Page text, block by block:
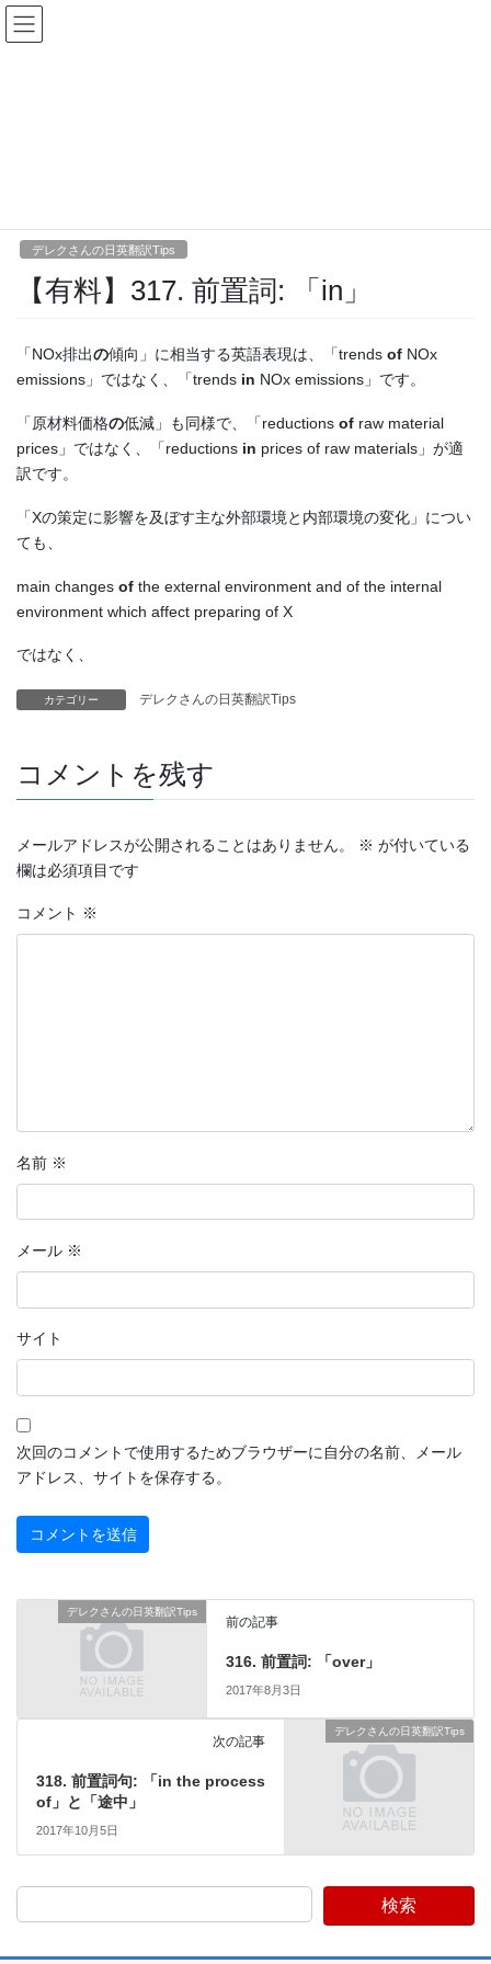
コ
ン
ナ
ビ
デレクさんの日英翻訳Tips
【有料】317. 前置詞: 「in」
「NOx排出の傾向」に相当する英語表現は、「trends of NOx
emissions」ではなく、「trends in NOx emissions」です。
「原材料価格の低減」も同様で、「reductions of raw material
prices」ではなく、「reductions in prices of raw materials」が適
訳です。
「Xの策定に影響を及ぼす主な外部環境と内部環境の変化」につい
ても、
main changes of the external environment and of the internal
environment which affect preparing of X
ではなく、
カテゴリー デレクさんの日英翻訳Tips
コメントを残す
メールアドレスが公開されることはありません。 ※ が付いている
欄は必須項目です
コメント ※
名前 ※
メール ※
サイト
次回のコメントで使用するためブラウザーに自分の名前、メール
アドレス、サイトを保存する。
デレクさんの日英翻訳Tips
前の記事
316. 前置詞: 「over」
2017年8月3日
デレクさんの日英翻訳Tips
次の記事
318. 前置詞句: 「in the process
of」と「途中」
2017年10月5日
検索